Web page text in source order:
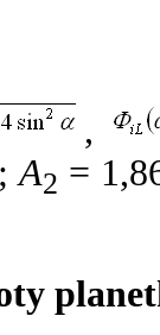
,
A2 =